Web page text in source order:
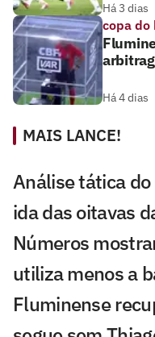
Há 3 dias
copa do
Há 4 dias
MAIS LANCE!
Análise tática
ida das oitavas
Números
utiliza menos a
Fluminense